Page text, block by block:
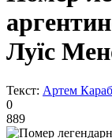
Луїс
Текст: Артем
0
889